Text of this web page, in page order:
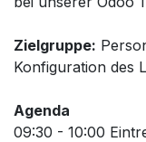
Zielgruppe:
Konfiguration des
Agenda
09:30 - 10:00